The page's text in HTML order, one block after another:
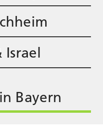
Israel
Bayern